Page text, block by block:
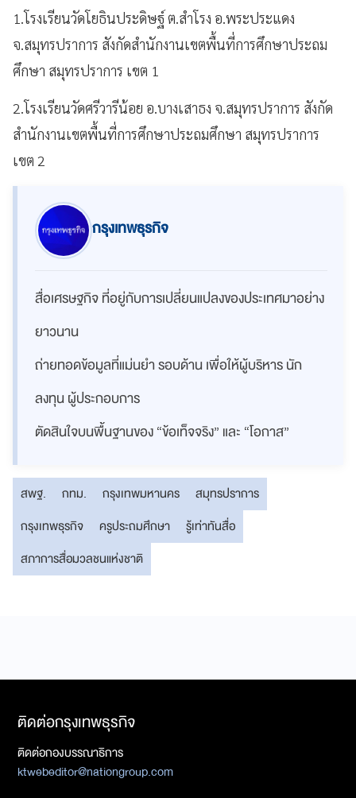
1.โรงเรียนวัดโยธินประดิษฐ์ ต.สำโรง อ.พระประแดง
จ.สมุทรปราการ สังกัดสำนักงานเขตพื้นที่การศึกษาประถม
ศึกษา สมุทรปราการ เขต 1
2.โรงเรียนวัดศรีวารีน้อย อ.บางเสาธง จ.สมุทรปราการ สังกัด
สำนักงานเขตพื้นที่การศึกษาประถมศึกษา สมุทรปราการ
เขต 2
กรุงเทพธุรกิจ
สื่อเศรษฐกิจ ที่อยู่กับการเปลี่ยนแปลงของประเทศมาอย่าง
ยาวนาน
ถ่ายทอดข้อมูลที่แม่นยำ รอบด้าน เพื่อให้ผู้บริหาร นัก
ลงทุน ผู้ประกอบการ
ตัดสินใจบนพื้นฐานของ “ข้อเท็จจริง” และ “โอกาส”
สพฐ. กทม. กรุงเทพมหานคร
สมุทรปราการ
กรุงเทพธุรกิจ
ครูประถมศึกษา
รู้เท่าทันสื่อ
สภาการสื่อมวลชนแห่งชาติ
ติดต่อกรุงเทพธุรกิจ
ติดต่อกองบรรณาธิการ
ktwebeditor@nationgroup.com